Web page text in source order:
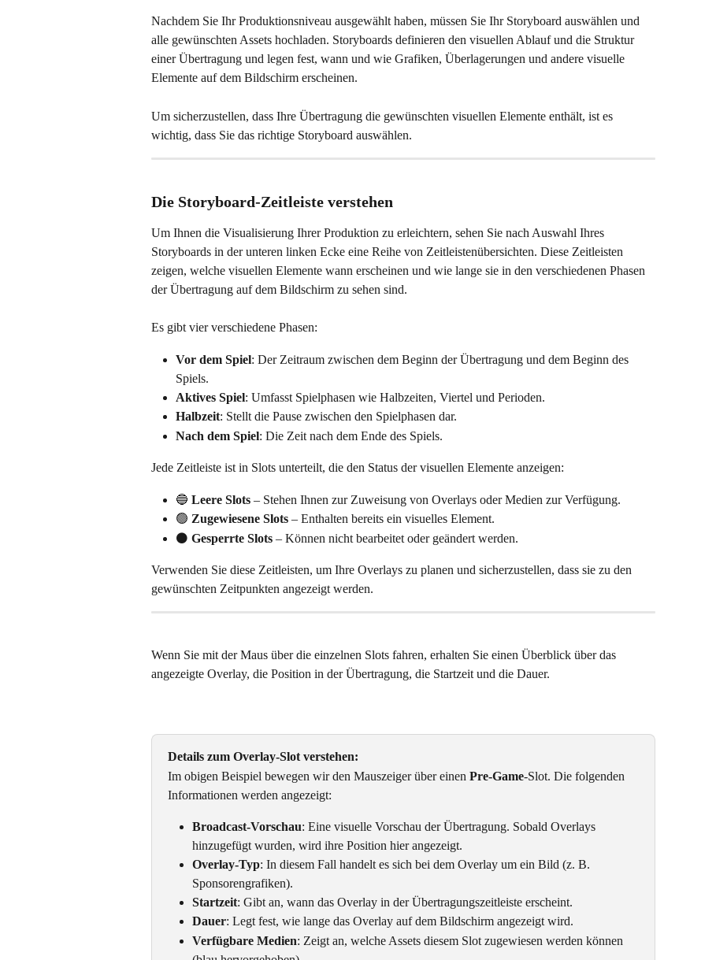
Nachdem Sie Ihr Produktionsniveau ausgewählt haben, müssen Sie Ihr Storyboard auswählen und
alle gewünschten Assets hochladen. Storyboards definieren den visuellen Ablauf und die Struktur
einer Übertragung und legen fest, wann und wie Grafiken, Überlagerungen und andere visuelle
Elemente auf dem Bildschirm erscheinen.
Um sicherzustellen, dass Ihre Übertragung die gewünschten visuellen Elemente enthält, ist es
wichtig, dass Sie das richtige Storyboard auswählen.
Die Storyboard-Zeitleiste verstehen
Um Ihnen die Visualisierung Ihrer Produktion zu erleichtern, sehen Sie nach Auswahl Ihres
Storyboards in der unteren linken Ecke eine Reihe von Zeitleistenübersichten. Diese Zeitleisten
zeigen, welche visuellen Elemente wann erscheinen und wie lange sie in den verschiedenen Phasen
der Übertragung auf dem Bildschirm zu sehen sind.
Es gibt vier verschiedene Phasen:
Vor dem Spiel: Der Zeitraum zwischen dem Beginn der Übertragung und dem Beginn des
Spiels.
Aktives Spiel: Umfasst Spielphasen wie Halbzeiten, Viertel und Perioden.
Halbzeit: Stellt die Pause zwischen den Spielphasen dar.
Nach dem Spiel: Die Zeit nach dem Ende des Spiels.
Jede Zeitleiste ist in Slots unterteilt, die den Status der visuellen Elemente anzeigen:
🔵 Leere Slots – Stehen Ihnen zur Zuweisung von Overlays oder Medien zur Verfügung.
🟢 Zugewiesene Slots – Enthalten bereits ein visuelles Element.
⚫ Gesperrte Slots – Können nicht bearbeitet oder geändert werden.
Verwenden Sie diese Zeitleisten, um Ihre Overlays zu planen und sicherzustellen, dass sie zu den
gewünschten Zeitpunkten angezeigt werden.
Wenn Sie mit der Maus über die einzelnen Slots fahren, erhalten Sie einen Überblick über das
angezeigte Overlay, die Position in der Übertragung, die Startzeit und die Dauer.
Details zum Overlay-Slot verstehen:
Im obigen Beispiel bewegen wir den Mauszeiger über einen Pre-Game-Slot. Die folgenden
Informationen werden angezeigt:
Broadcast-Vorschau: Eine visuelle Vorschau der Übertragung. Sobald Overlays
hinzugefügt wurden, wird ihre Position hier angezeigt.
Overlay-Typ: In diesem Fall handelt es sich bei dem Overlay um ein Bild (z. B.
Sponsorengrafiken).
Startzeit: Gibt an, wann das Overlay in der Übertragungszeitleiste erscheint.
Dauer: Legt fest, wie lange das Overlay auf dem Bildschirm angezeigt wird.
Verfügbare Medien: Zeigt an, welche Assets diesem Slot zugewiesen werden können